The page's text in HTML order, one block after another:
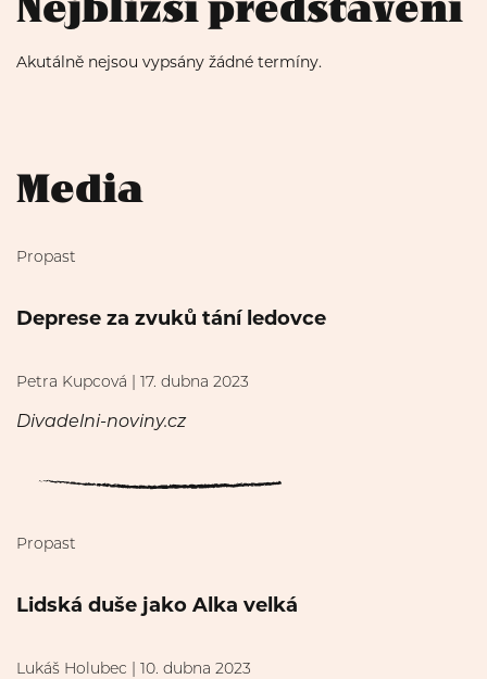
Nejbližší představení
Akutálně nejsou vypsány žádné termíny.
Media
Propast
Deprese za zvuků tání ledovce
Petra Kupcová | 17. dubna 2023
Divadelni-noviny.cz
Propast
Lidská duše jako Alka velká
Lukáš Holubec | 10. dubna 2023